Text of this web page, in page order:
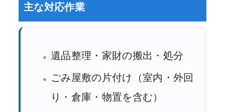
主な対応作業
遺品整理・家財の搬出・処分
ごみ屋敷の片付け（室内・外回
り・倉庫・物置を含む）